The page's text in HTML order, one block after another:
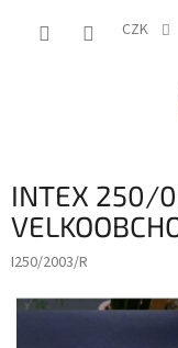
CZK
INTEX 250/
I250/2003/R